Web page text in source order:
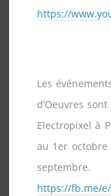
https://
Les
d’Oeuvres
Electropixel à
au 1er octobre
septembre.
https://fb.me/e/